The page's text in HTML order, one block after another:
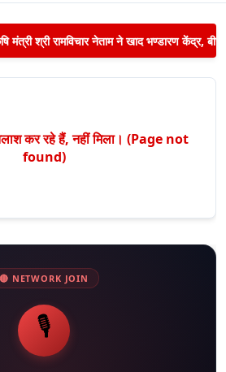
मंत्री श्री रामविचार नेताम ने खाद भण्डारण केंद्र,
कर रहे हैं, नहीं मिला। (Page not
found)
🔴 NETWORK JOIN
🎙️